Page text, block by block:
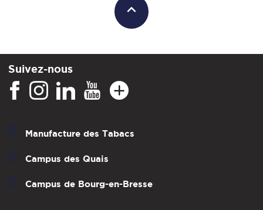
Suivez-nous
Manufacture des Tabacs
Campus des Quais
Campus de Bourg-en-Bresse